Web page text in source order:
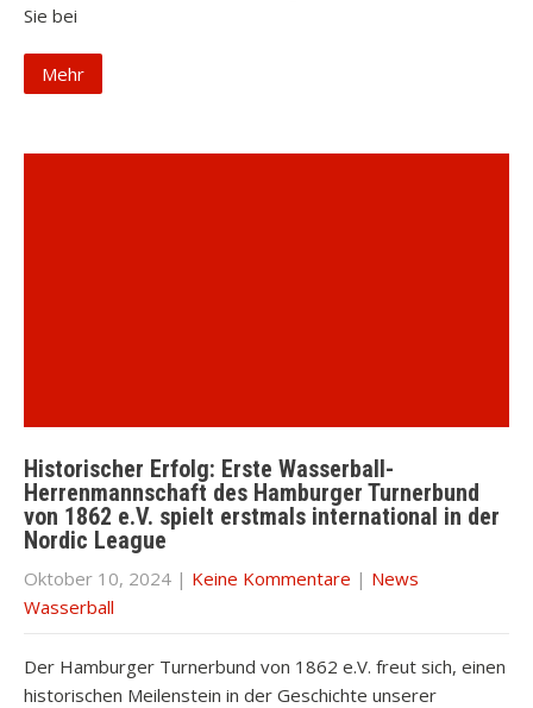
Sie bei
Mehr
Historischer Erfolg: Erste Wasserball-
Herrenmannschaft des Hamburger Turnerbund
von 1862 e.V. spielt erstmals international in der
Nordic League
Oktober 10, 2024 | Keine Kommentare | News
Wasserball
Der Hamburger Turnerbund von 1862 e.V. freut sich, einen
historischen Meilenstein in der Geschichte unserer